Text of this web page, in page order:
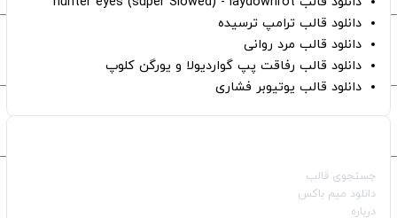
دانلود قالب ترامپ ترسیده
دانلود قالب مرد روانی
دانلود قالب رفاقت پپ گواردیولا و یورگن کلوپ
دانلود قالب یوتیوبر فشاری
جستجوی قالب
دانلود میم باکس
درباره